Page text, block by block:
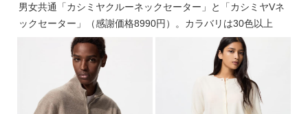
男女共通「カシミヤクルーネックセーター」と「カシミヤVネ
ックセーター」（感謝価格8990円）。カラバリは30色以上